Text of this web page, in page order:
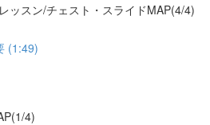
ッスン/チェスト・スライドMAP(4/4)
(1:49)
4)